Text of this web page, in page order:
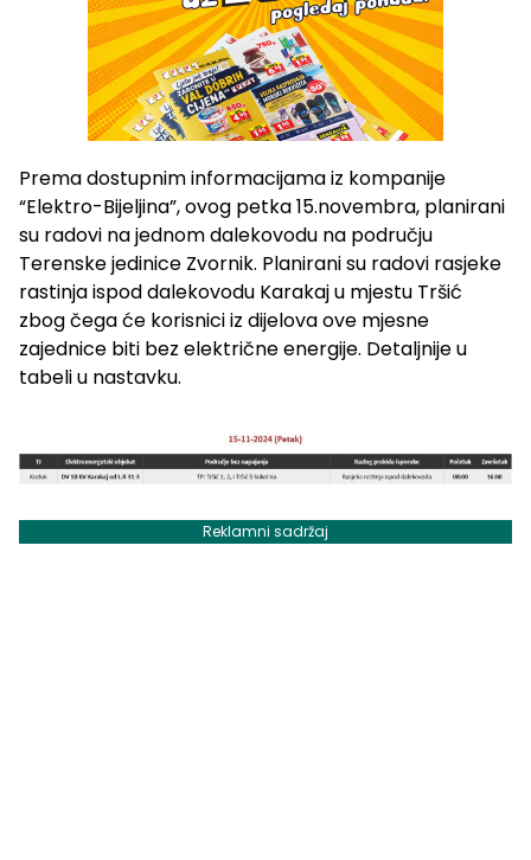
Prema dostupnim informacijama iz kompanije
“Elektro-Bijeljina”, ovog petka 15.novembra, planirani
su radovi na jednom dalekovodu na području
Terenske jedinice Zvornik. Planirani su radovi rasjeke
rastinja ispod dalekovodu Karakaj u mjestu Tršić
zbog čega će korisnici iz dijelova ove mjesne
zajednice biti bez električne energije. Detaljnije u
tabeli u nastavku.
Reklamni sadržaj